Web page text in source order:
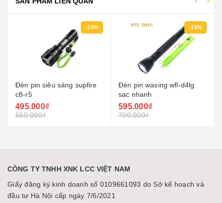
-15%
Đèn pin wasing wfl-d4lg
sạc nhanh
595.000₫
700.000₫
-8%
Đèn pin wasing wfl-h11
siêu sáng
524.000₫
570.000₫
CÔNG TY TNHH XNK LCC VIỆT NAM
Giấy đăng ký kinh doanh số 0109661093 do Sở kế hoạch và
đầu tư Hà Nội cấp ngày 7/6/2021